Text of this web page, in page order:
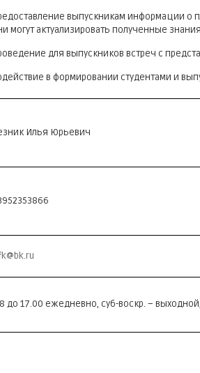
выпускникам информации о
могут актуализировать полученные
для выпускников встреч с
в формировании студентами и
Илья Юрьевич
до 17.00 ежедневно, суб-воскр. –